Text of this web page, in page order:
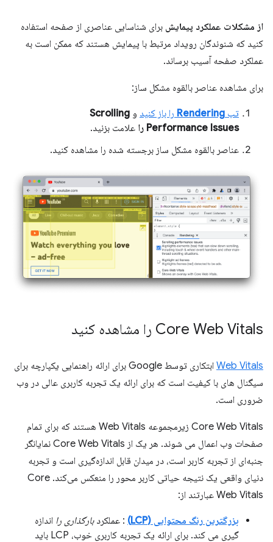
از مشکلات عملکرد پیمایش برای شناسایی عناصری از صفحه استفاده
کنید که شنوندگان رویداد مرتبط با پیمایش هستند که ممکن است به
عملکرد صفحه آسیب برساند.
برای مشاهده عناصر بالقوه مشکل ساز:
تب Rendering را باز کنید و Scrolling
Performance Issues را
علامت بزنید.
عناصر بالقوه مشکل ساز برجسته شده را مشاهده کنید.
Core Web Vitals را مشاهده کنید
Web Vitals
ابتکاری توسط Google برای ارائه راهنمایی یکپارچه برای
سیگنال های با کیفیت است که برای ارائه یک تجربه کاربری عالی در وب
ضروری است.
Core Web Vitals زیرمجموعه Web Vitals هستند که برای تمام
صفحات وب اعمال می شوند. هر یک از Core Web Vitals نمایانگر
جنبه‌ای از تجربه کاربر است، در میدان قابل اندازه‌گیری است و تجربه
دنیای واقعی یک نتیجه حیاتی کاربر محور را منعکس می‌کند. Core
Web Vitals عبارتند از:
بزرگترین رنگ محتوایی (LCP) : عملکردبارگذاری را اندازه
گیری می کند. برای ارائه یک تجربه کاربری خوب، LCP باید